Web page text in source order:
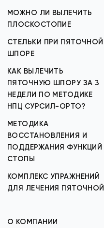
МОЖНО ЛИ ВЫЛЕЧИТЬ
ПЛОСКОСТОПИЕ
СТЕЛЬКИ ПРИ ПЯТОЧНОЙ
ШПОРЕ
КАК ВЫЛЕЧИТЬ
ПЯТОЧНУЮ ШПОРУ ЗА 3
НЕДЕЛИ ПО МЕТОДИКЕ
НПЦ СУРСИЛ-ОРТО?
МЕТОДИКА
ВОССТАНОВЛЕНИЯ И
ПОДДЕРЖАНИЯ ФУНКЦИЙ
СТОПЫ
КОМПЛЕКС УПРАЖНЕНИЙ
ДЛЯ ЛЕЧЕНИЯ ПЯТОЧНОЙ
О КОМПАНИИ